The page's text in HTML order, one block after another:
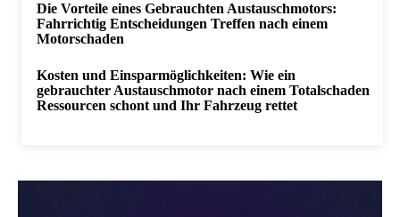
Die Vorteile eines Gebrauchten Austauschmotors:
Fahrrichtig Entscheidungen Treffen nach einem
Motorschaden
Kosten und Einsparmöglichkeiten: Wie ein
gebrauchter Austauschmotor nach einem Totalschaden
Ressourcen schont und Ihr Fahrzeug rettet